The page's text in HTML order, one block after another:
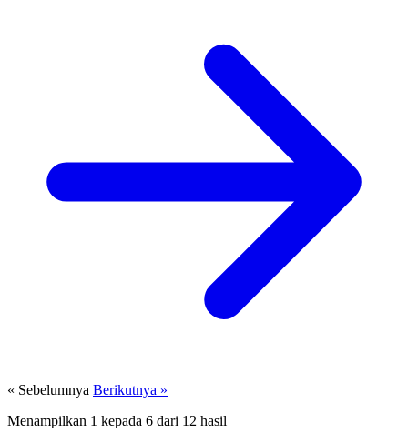
« Sebelumnya Berikutnya »
Menampilkan 1 kepada 6 dari 12 hasil